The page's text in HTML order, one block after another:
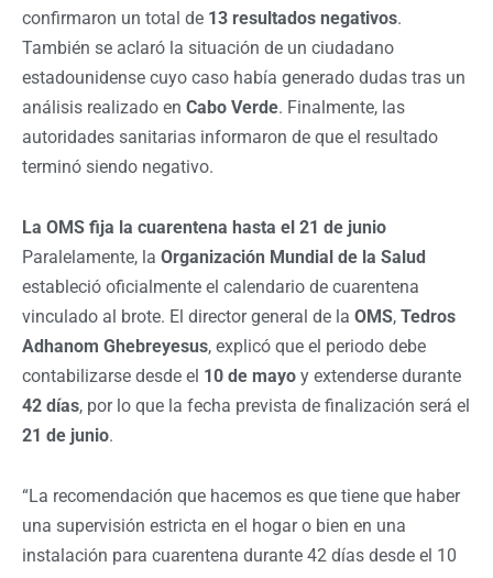
confirmaron un total de 13 resultados negativos.
También se aclaró la situación de un ciudadano
estadounidense cuyo caso había generado dudas tras un
análisis realizado en Cabo Verde. Finalmente, las
autoridades sanitarias informaron de que el resultado
terminó siendo negativo.
La OMS fija la cuarentena hasta el 21 de junio
Paralelamente, la Organización Mundial de la Salud
estableció oficialmente el calendario de cuarentena
vinculado al brote. El director general de la OMS, Tedros
Adhanom Ghebreyesus, explicó que el periodo debe
contabilizarse desde el 10 de mayo y extenderse durante
42 días, por lo que la fecha prevista de finalización será el
21 de junio.
“La recomendación que hacemos es que tiene que haber
una supervisión estricta en el hogar o bien en una
instalación para cuarentena durante 42 días desde el 10